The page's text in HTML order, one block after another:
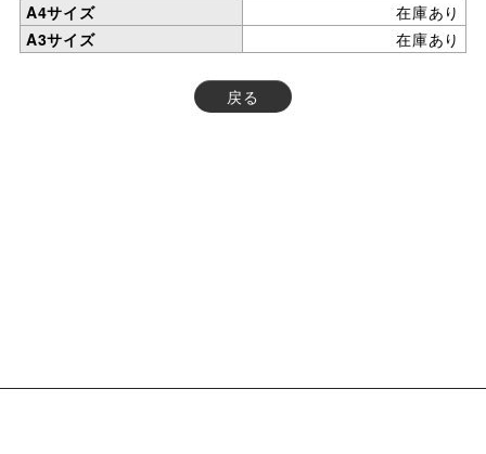
A4サイズ
在庫あり
A3サイズ
在庫あり
戻る